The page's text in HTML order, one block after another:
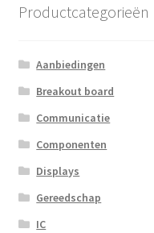
Productcategorieën
Aanbiedingen
Breakout board
Communicatie
Componenten
Displays
Gereedschap
IC